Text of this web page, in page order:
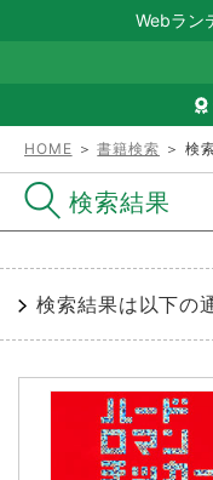
Webラン
HOME ＞書籍検索 ＞ 検
検索結果
検索結果は以下の